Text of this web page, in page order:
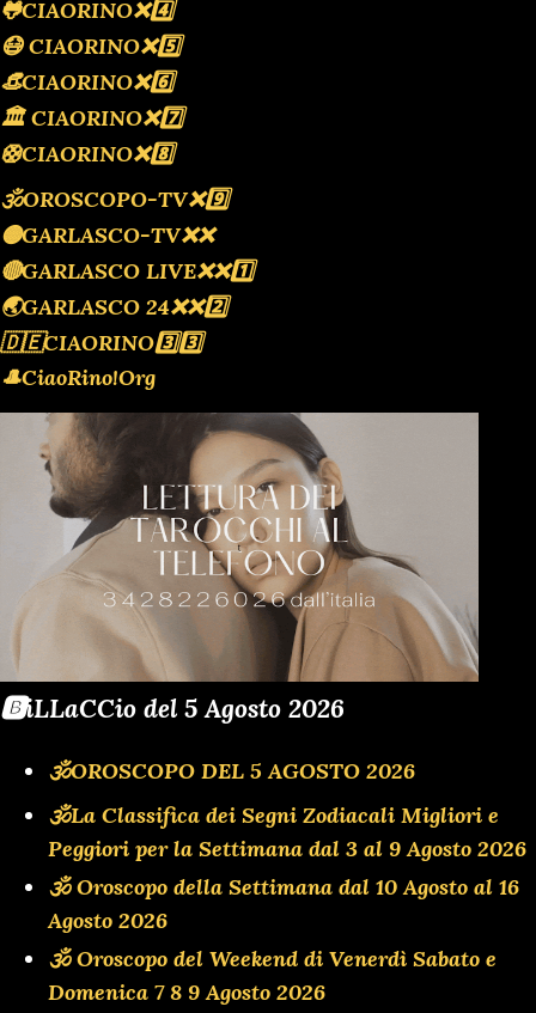
🐸CIAORINO❌️4️⃣
😷 CIAORINO❌️5️⃣
👒CIAORINO❌️6️⃣
🏛 CIAORINO❌️7️⃣
🛟CIAORINO❌️8️⃣
🕉OROSCOPO-TV❌️9️⃣
🟡GARLASCO-TV❌️❌️
🔴GARLASCO LIVE❌️❌️1️⃣
🌏GARLASCO 24❌️❌️2️⃣
🇩🇪CIAORINO3️⃣3️⃣
🎩CiaoRino!Org
🅱️iLLaCCio del 5 Agosto 2026
🕉OROSCOPO DEL 5 AGOSTO 2026
🕉La Classifica dei Segni Zodiacali Migliori e
Peggiori per la Settimana dal 3 al 9 Agosto 2026
🕉 Oroscopo della Settimana dal 10 Agosto al 16
Agosto 2026
🕉 Oroscopo del Weekend di Venerdì Sabato e
Domenica 7 8 9 Agosto 2026